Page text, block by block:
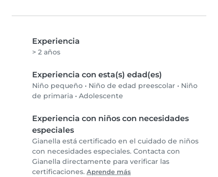
Experiencia
> 2 años
Experiencia con esta(s) edad(es)
Niño pequeño • Niño de edad preescolar • Niño
de primaria • Adolescente
Experiencia con niños con necesidades
especiales
Gianella está certificado en el cuidado de niños
con necesidades especiales. Contacta con
Gianella directamente para verificar las
certificaciones. Aprende más